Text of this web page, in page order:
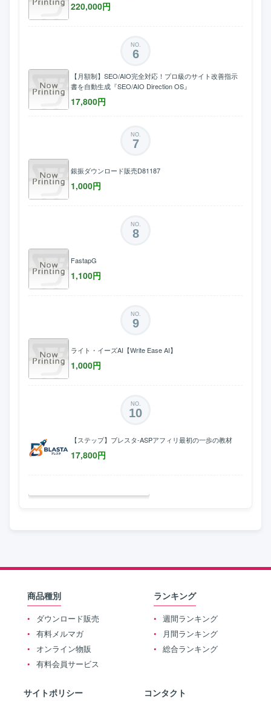
220,000円
NO.
6
【月額制】SEO/AIO完全対応！プロ級のサイト改善指示
書を自動生成『SEO/AIO Direction OS』
17,800円
NO.
7
銀振ダウンロード販売D81187
1,000円
NO.
8
FastapG
1,100円
NO.
9
ライト・イーズAI【Write Ease AI】
1,000円
NO.
10
【ステップ】ブレスタ-ASPアフィリ最初の一歩の教材
17,800円
商品種別
ダウンロード販売
有料メルマガ
オンライン物販
有料会員サービス
ランキング
週間ランキング
月間ランキング
総合ランキング
サイトポリシー コンタクト